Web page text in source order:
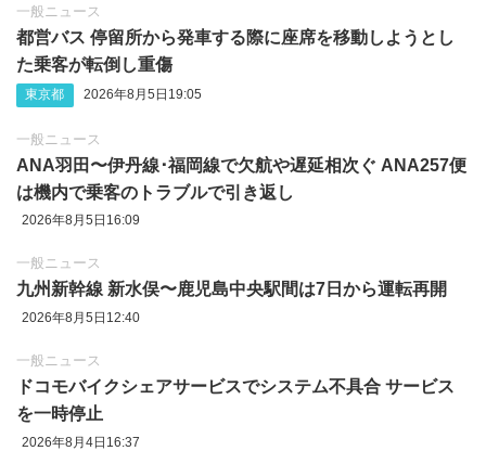
一般ニュース
都営バス 停留所から発車する際に座席を移動しようとし
た乗客が転倒し重傷
東京都 2026年8月5日19:05
一般ニュース
ANA羽田〜伊丹線･福岡線で欠航や遅延相次ぐ ANA257便
は機内で乗客のトラブルで引き返し
2026年8月5日16:09
一般ニュース
九州新幹線 新水俣〜鹿児島中央駅間は7日から運転再開
2026年8月5日12:40
一般ニュース
ドコモバイクシェアサービスでシステム不具合 サービス
を一時停止
2026年8月4日16:37